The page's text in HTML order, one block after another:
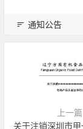
通知公告
上一篇